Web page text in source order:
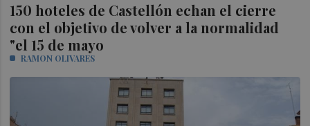
150 hoteles de Castellón echan el cierre
con el objetivo de volver a la normalidad
"el 15 de mayo
RAMON OLIVARES